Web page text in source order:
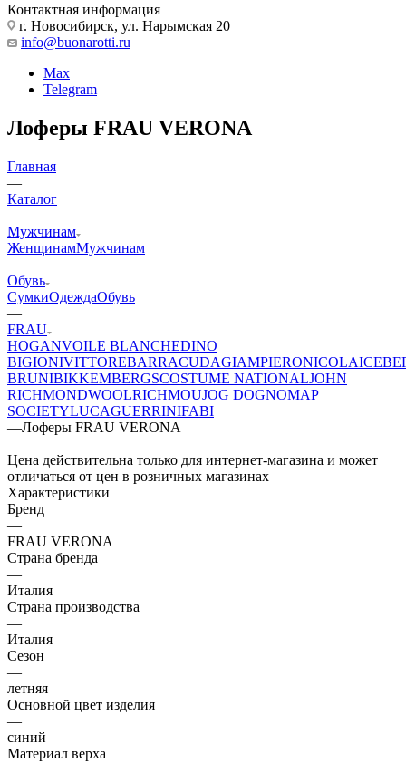
Контактная информация
г. Новосибирск, ул. Нарымская 20
info@buonarotti.ru
Max
Telegram
Лоферы FRAU VERONA
Главная
—
Каталог
—
Мужчинам
ЖенщинамМужчинам
—
Обувь
СумкиОдеждаОбувь
—
FRAU
HOGANVOILE BLANCHEDINO
BIGIONIVITTOREBARRACUDAGIAMPIERONICOLA
BRUNIBIKKEMBERGSCOSTUME NATIONALJOHN
RICHMONDWOOLRICHMOUJOG DOGNOMAP
SOCIETYLUCAGUERRINIFABI
—Лоферы FRAU VERONA
Цена действительна только для интернет-магазина и может
отличаться от цен в розничных магазинах
Характеристики
Бренд
—
FRAU VERONA
Страна бренда
—
Италия
Страна производства
—
Италия
Сезон
—
летняя
Основной цвет изделия
—
синий
Материал верха